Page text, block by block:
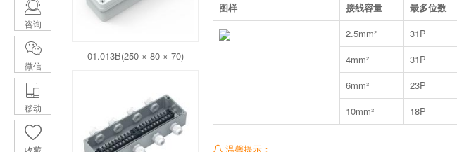
01.013B(250 × 80 × 70)
图样 接线容量 最多位数
2.5mm²
31P
4mm²
31P
6mm²
23P
10mm²
18P
温馨提示：
咨询
微信
移动
收藏